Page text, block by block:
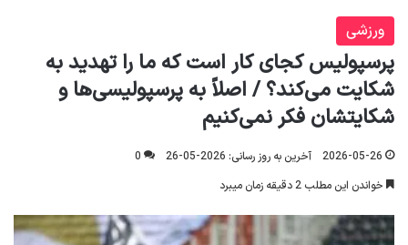
ورزشی
پرسپولیس کجای کار است که ما را تهدید به
شکایت می‌کند؟ / اصلاً به پرسپولیسی‌ها و
شکایتشان فکر نمی‌کنیم
2026-05-26 آخرین به روز رسانی: 2026-05-26
0
خواندن این مطلب 2 دقیقه زمان میبرد